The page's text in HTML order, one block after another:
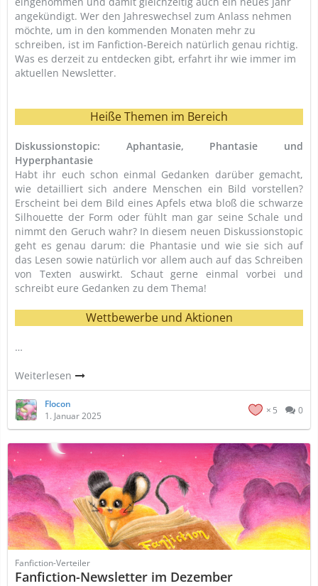
angekündigt. Wer den Jahreswechsel zum Anlass nehmen
möchte, um in den kommenden Monaten mehr zu
schreiben, ist im Fanfiction-Bereich natürlich genau richtig.
Was es derzeit zu entdecken gibt, erfahrt ihr wie immer im
aktuellen Newsletter.
Heiße Themen im Bereich
Diskussionstopic: Aphantasie, Phantasie und
Hyperphantasie
Habt ihr euch schon einmal Gedanken darüber gemacht,
wie detailliert sich andere Menschen ein Bild vorstellen?
Erscheint bei dem Bild eines Apfels etwa bloß die schwarze
Silhouette der Form oder fühlt man gar seine Schale und
nimmt den Geruch wahr? In diesem neuen Diskussionstopic
geht es genau darum: die Phantasie und wie sie sich auf
das Lesen sowie natürlich vor allem auch auf das Schreiben
von Texten auswirkt. Schaut gerne einmal vorbei und
schreibt eure Gedanken zu dem Thema!
Wettbewerbe und Aktionen
…
Weiterlesen
Flocon
1. Januar 2025
5 0
Fanfiction-Verteiler
Fanfiction-Newsletter im Dezember